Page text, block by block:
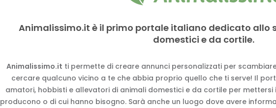
Animalissimo.it è il primo portale italiano dedicato allo
domestici e da cortile.
Animalissimo.it ti permette di creare annunci personalizzati per
cercare qualcuno vicino a te che abbia proprio quello che ti serve! Il
amatori, hobbisti e allevatori di animali domestici e da cortile per
producono o di cui hanno bisogno. Sarà anche un luogo dove avere